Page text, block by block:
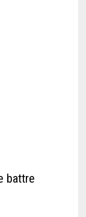
battre